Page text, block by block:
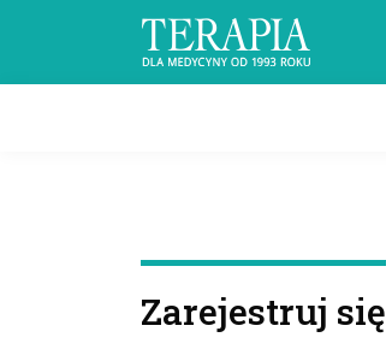
Zarejestruj się